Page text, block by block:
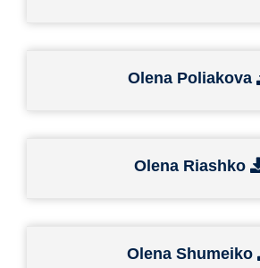
Olena Poliakova
Olena Riashko
Olena Shumeiko